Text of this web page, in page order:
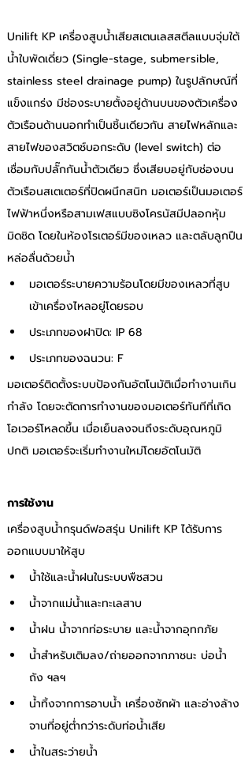
Unilift KP เครื่องสูบน้ำเสียสเตนเลสสตีลแบบจุ่มใต้
น้ำใบพัดเดี่ยว (Single-stage, submersible,
stainless steel drainage pump) ในรูปลักษณ์ที่
แข็งแกร่ง มีช่องระบายตั้งอยู่ด้านบนของตัวเครื่อง
ตัวเรือนด้านนอกทำเป็นชิ้นเดียวกัน สายไฟหลักและ
สายไฟของสวิตช์บอกระดับ (level switch) ต่อ
เชื่อมกับปลั๊กกันน้ำตัวเดียว ซึ่งเสียบอยู่กับช่องบน
ตัวเรือนสเตเตอร์ที่ปิดผนึกสนิท มอเตอร์เป็นมอเตอร์
ไฟฟ้าหนึ่งหรือสามเฟสแบบซิงโครนัสมีปลอกหุ้ม
มิดชิด โดยในห้องโรเตอร์มีของเหลว และตลับลูกปืน
หล่อลื่นด้วยน้ำ
มอเตอร์ระบายความร้อนโดยมีของเหลวที่สูบ
เข้าเครื่องไหลอยู่โดยรอบ
ประเภทของฝาปิด: IP 68
ประเภทของฉนวน: F
มอเตอร์ติดตั้งระบบป้องกันอัตโนมัติเมื่อทำงานเกิน
กำลัง โดยจะตัดการทำงานของมอเตอร์ทันทีที่เกิด
โอเวอร์โหลดขึ้น เมื่อเย็นลงจนถึงระดับอุณหภูมิ
ปกติ มอเตอร์จะเริ่มทำงานใหม่โดยอัตโนมัติ
การใช้งาน
เครื่องสูบน้ำกรุนด์ฟอสรุ่น Unilift KP ได้รับการ
ออกแบบมาให้สูบ
น้ำใช้และน้ำฝนในระบบพืชสวน
น้ำจากแม่น้ำและทะเลสาบ
น้ำฝน น้ำจากท่อระบาย และน้ำจากอุทกภัย
น้ำสำหรับเติมลง/ถ่ายออกจากภาชนะ บ่อน้ำ
ถัง ฯลฯ
น้ำทิ้งจากการอาบน้ำ เครื่องซักผ้า และอ่างล้าง
จานที่อยู่ต่ำกว่าระดับท่อน้ำเสีย
น้ำในสระว่ายน้ำ